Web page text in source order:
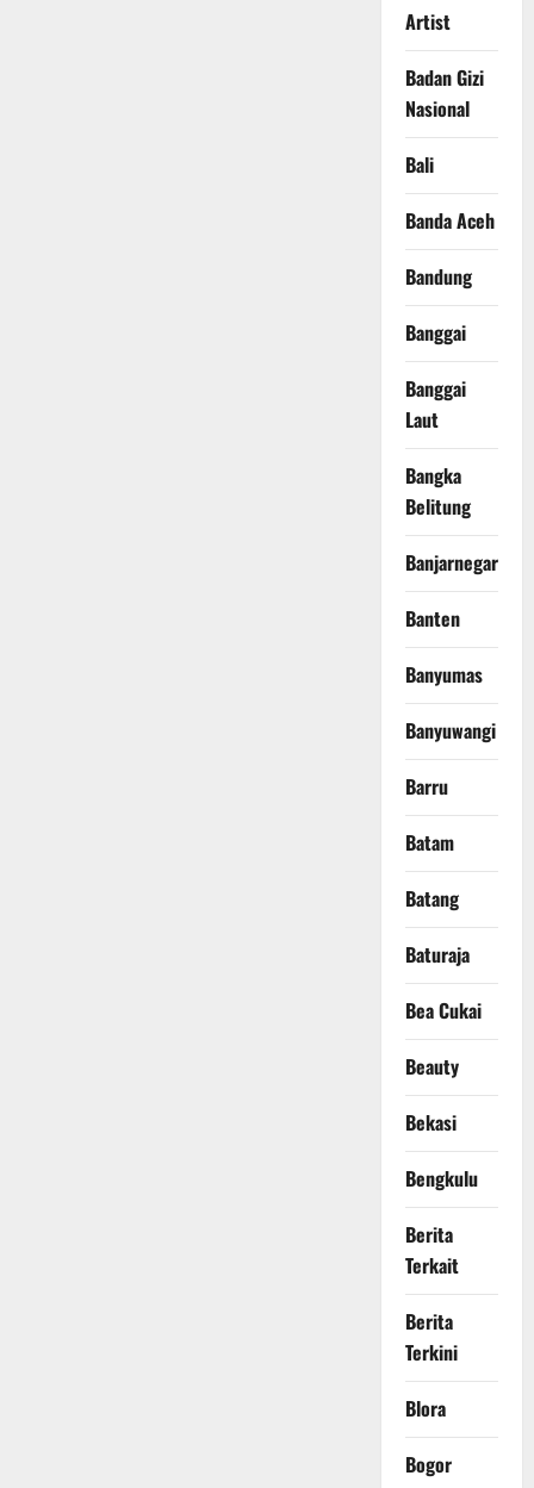
Artist
Badan Gizi
Nasional
Bali
Banda Aceh
Bandung
Banggai
Banggai
Laut
Bangka
Belitung
Banjarnegara
Banten
Banyumas
Banyuwangi
Barru
Batam
Batang
Baturaja
Bea Cukai
Beauty
Bekasi
Bengkulu
Berita
Terkait
Berita
Terkini
Blora
Bogor